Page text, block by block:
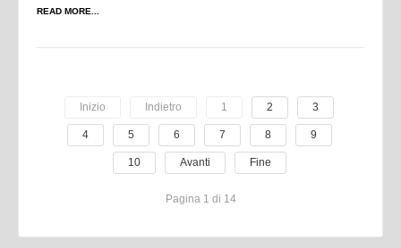
READ MORE...
Inizio Indietro 1 2 3
4 5 6 7 8 9
10 Avanti Fine
Pagina 1 di 14